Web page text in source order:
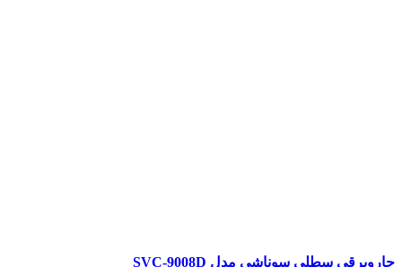
جاروبرقی سطلی سوناشی مدل SVC-9008D